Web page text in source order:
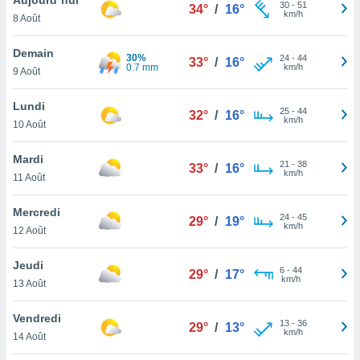
et
»,
au
vous
qu'ils
ou
le
ainsi
un
la
du
8 Août
34° / 16° 30- 51
km/h
Demain
9 Août
30%
0.7 mm
33° / 16° 24- 44
km/h
Lundi
10 Août
32° / 16° 25- 44
km/h
Mardi
11 Août
33° / 16° 21 - 38
km/h
Mercredi
12 Août
29° / 19° 24- 45
km/h
Jeudi
13 Août
29° / 17° 6- 44
km/h
Vendredi
14 Août
29° / 13° 13- 36
km/h